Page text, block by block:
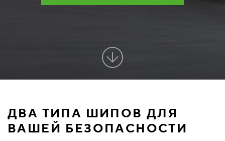
ДВА ТИПА ШИПОВ ДЛЯ
ВАШЕЙ БЕЗОПАСНОСТИ